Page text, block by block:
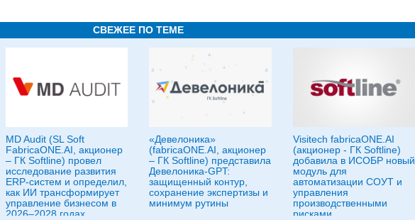
СВЕЖЕЕ ПО ТЕМЕ
MD Audit (SL Soft
FabricaONE.AI, акционер
– ГК Softline) провел
исследование развития
ERP-систем и определил,
как ИИ трансформирует
управление бизнесом в
2026–2028 годах
«Девелоника»
(fabricaONE.AI, акционер
– ГК Softline) представила
Девелоника-GPT:
защищенный контур,
сохранение экспертизы и
минимум рутины
Visitech fabricaONE.AI
(акционер - ГК Softline)
добавила в ИСОБР новый
модуль для
автоматизации СОУТ и
управления
производственными
рисками